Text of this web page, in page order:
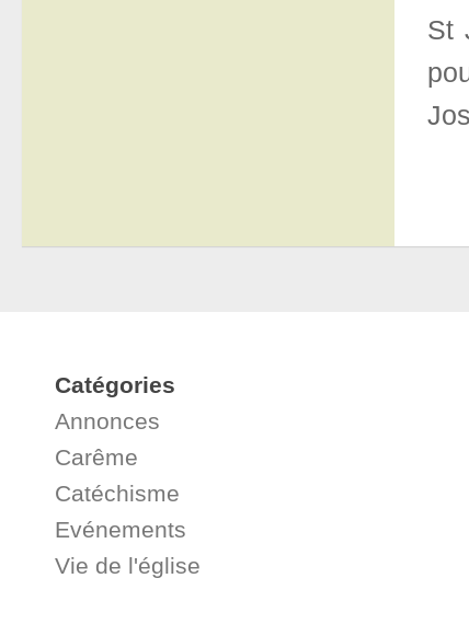
St
Catégories
Annonces
Carême
Catéchisme
Evénements
Vie de l'église